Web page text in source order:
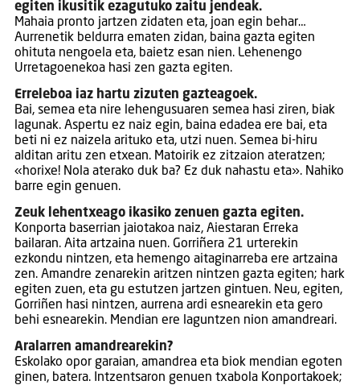
egiten ikusitik ezagutuko zaitu jendeak.
Mahaia pronto jartzen zidaten eta, joan egin behar…
Aurrenetik beldurra ematen zidan, baina gazta egiten
ohituta nengoela eta, baietz esan nien. Lehenengo
Urretagoenekoa hasi zen gazta egiten.
Erreleboa iaz hartu zizuten gazteagoek.
Bai, semea eta nire lehengusuaren semea hasi ziren, biak
lagunak. Aspertu ez naiz egin, baina edadea ere bai, eta
beti ni ez naizela arituko eta, utzi nuen. Semea bi-hiru
alditan aritu zen etxean. Matoirik ez zitzaion ateratzen;
«horixe! Nola aterako duk ba? Ez duk nahastu eta». Nahiko
barre egin genuen.
Zeuk lehentxeago ikasiko zenuen gazta egiten.
Konporta baserrian jaiotakoa naiz, Aiestaran Erreka
bailaran. Aita artzaina nuen. Gorriñera 21 urterekin
ezkondu nintzen, eta hemengo aitaginarreba ere artzaina
zen. Amandre zenarekin aritzen nintzen gazta egiten; hark
egiten zuen, eta gu estutzen jartzen gintuen. Neu, egiten,
Gorriñen hasi nintzen, aurrena ardi esnearekin eta gero
behi esnearekin. Mendian ere laguntzen nion amandreari.
Aralarren amandrearekin?
Eskolako opor garaian, amandrea eta biok mendian egoten
ginen, batera. Intzentsaron genuen txabola Konportakoek;